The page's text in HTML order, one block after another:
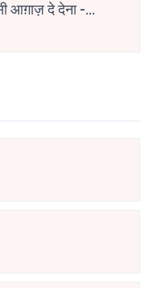
आग़ाज़ दे देना -